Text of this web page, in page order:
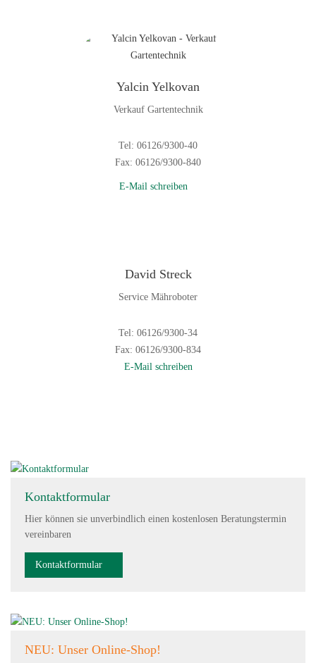
Yalcin Yelkovan
Verkauf Gartentechnik
Tel: 06126/9300-40
Fax: 06126/9300-840
E-Mail schreiben
David Streck
Service Mähroboter
Tel: 06126/9300-34
Fax: 06126/9300-834
E-Mail schreiben
Kontaktformular
Hier können sie unverbindlich einen kostenlosen Beratungstermin
vereinbaren
Kontaktformular
NEU: Unser Online-Shop!